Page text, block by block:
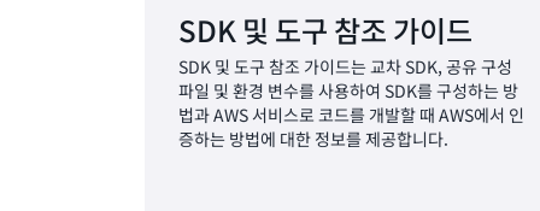
SDK 및 도구 참조 가이드
SDK 및 도구 참조 가이드는 교차 SDK, 공유 구성
파일 및 환경 변수를 사용하여 SDK를 구성하는 방
법과 AWS 서비스로 코드를 개발할 때 AWS에서 인
증하는 방법에 대한 정보를 제공합니다.